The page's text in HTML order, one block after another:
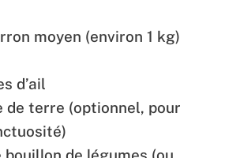
moyen (environ 1 kg)
d’ail
de terre (optionnel, pour